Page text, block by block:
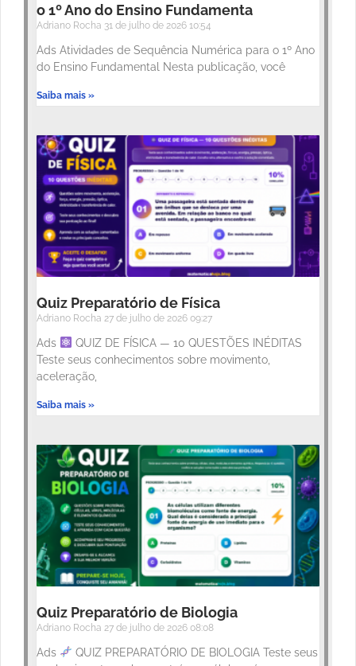
o 1º Ano do Ensino Fundamenta
Adriano Rocha 31 de julho de 2026 10:54
Ads Atividades de Sequência Numérica para o 1º Ano
do Ensino Fundamental Nesta publicação, você
Saiba mais »
Quiz Preparatório de Física
Adriano Rocha 27 de julho de 2026 09:27
Ads
QUIZ DE FÍSICA — 10 QUESTÕES INÉDITAS
Teste seus conhecimentos sobre movimento,
aceleração,
Saiba mais »
Quiz Preparatório de Biologia
Adriano Rocha 27 de julho de 2026 08:08
Ads
QUIZ PREPARATÓRIO DE BIOLOGIA Teste seus